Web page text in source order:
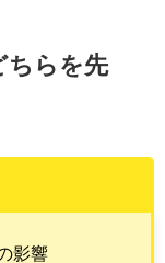
ちらを先
影響